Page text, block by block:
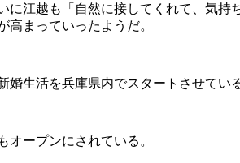
に江越も「自然に接してくれて、気持
高まっていったようだ。
婚生活を兵庫県内でスタートさせてい
オープンにされている。